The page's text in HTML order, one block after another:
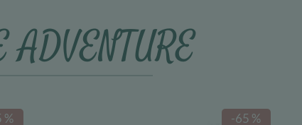
ADVENTURE
% -65 %